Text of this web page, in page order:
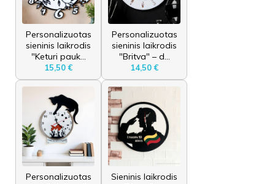
Personalizuotas
sieninis laikrodis
"Keturi pauk...
15,50 €
Personalizuotas
sieninis laikrodis
"Britva" – d...
14,50 €
Personalizuotas
Sieninis laikrodis